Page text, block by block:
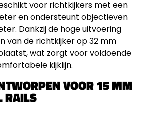
voor richtkijkers met een
en ondersteunt objectieven
Dankzij de hoge uitvoering
van de richtkijker op 32 mm
wat zorgt voor voldoende
kijklijn.
VOOR 15 MM
RAILS